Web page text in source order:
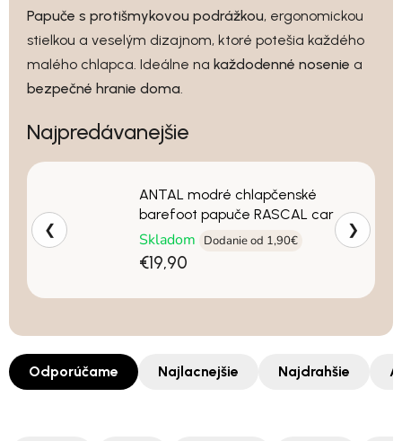
Papuče s protišmykovou podrážkou, ergonomickou
stielkou a veselým dizajnom, ktoré potešia každého
malého chlapca. Ideálne na každodenné nosenie a
bezpečné hranie doma.
Najpredávanejšie
ANTAL modré chlapčenské
barefoot papuče RASCAL car
Skladom Dodanie od 1,90€
€19,90
❮ ❯
Odporúčame Najlacnejšie Najdrahšie